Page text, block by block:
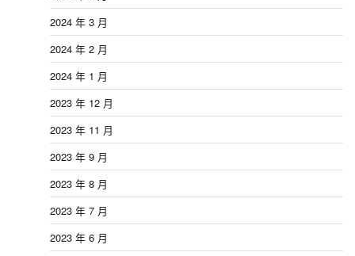
2024 年 3 月
2024 年 2 月
2024 年 1 月
2023 年 12 月
2023 年 11 月
2023 年 9 月
2023 年 8 月
2023 年 7 月
2023 年 6 月